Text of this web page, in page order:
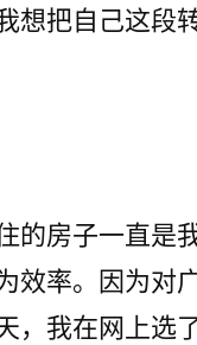
想把自己这段
的房子一直是
效率。因为对
，我在网上选